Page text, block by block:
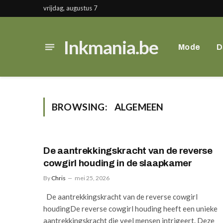
vrijdag, augustus 7
Inkmania.be Mode
BROWSING: ALGEMEEN
De aantrekkingskracht van de reverse
cowgirl houding in de slaapkamer
By Chris mei 25, 2026
De aantrekkingskracht van de reverse cowgirl
houdingDe reverse cowgirl houding heeft een unieke
aantrekkingskracht die veel mensen intrigeert. Deze